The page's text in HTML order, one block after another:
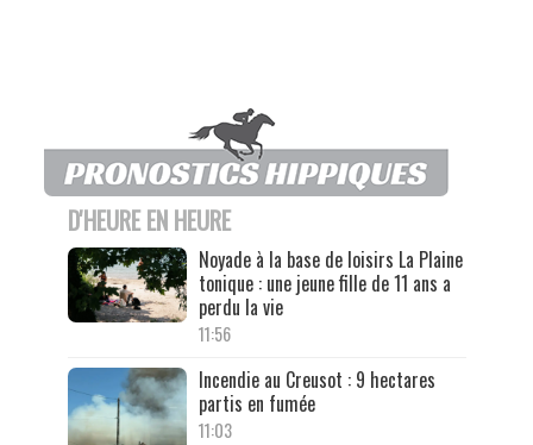
D'HEURE EN HEURE
Noyade à la base de loisirs La Plaine
tonique : une jeune fille de 11 ans a
perdu la vie
11:56
Incendie au Creusot : 9 hectares
partis en fumée
11:03